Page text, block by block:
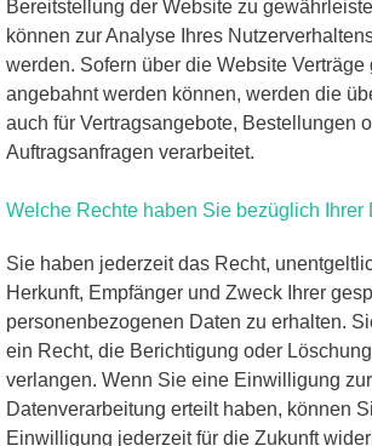
Bereitstellung der Website zu
können zur Analyse Ihres
werden. Sofern über die Website
angebahnt werden können, werden die
auch für Vertragsangebote, Bestellungen
Auftragsanfragen verarbeitet.
Welche Rechte haben Sie bezüglich Ihrer
Sie haben jederzeit das Recht,
Herkunft, Empfänger und Zweck Ihrer
personenbezogenen Daten zu erhalten.
ein Recht, die Berichtigung oder
verlangen. Wenn Sie eine Einwilligung zur
Datenverarbeitung erteilt haben, können
Einwilligung jederzeit für die Zukunft